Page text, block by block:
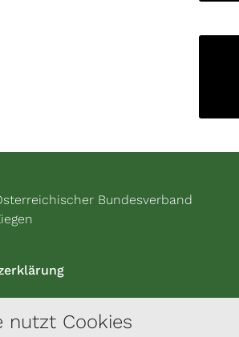
nutzt Cookies
Bundesverband